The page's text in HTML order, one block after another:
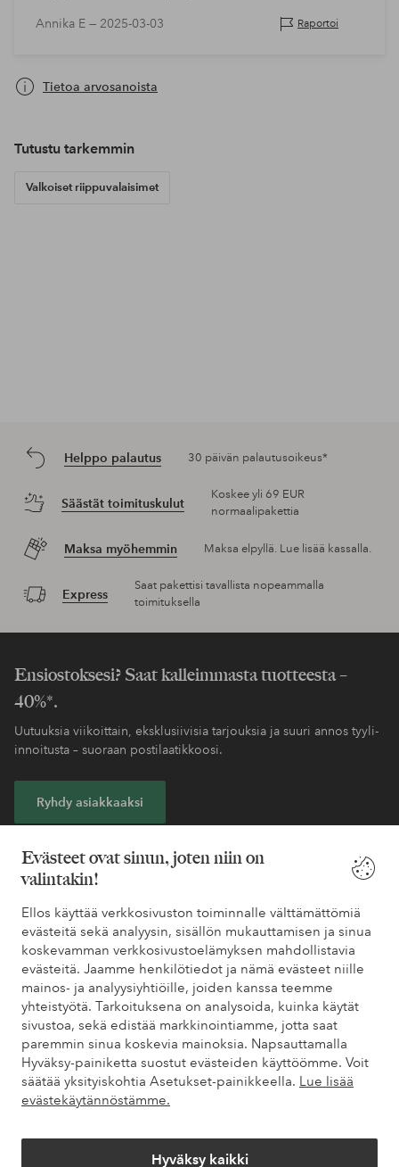
Evästeet ovat sinun, joten niin on
valintakin!
Ellos käyttää verkkosivuston toiminnalle välttämättömiä
evästeitä sekä analyysin, sisällön mukauttamisen ja sinua
koskevamman verkkosivustoelämyksen mahdollistavia
evästeitä. Jaamme henkilötiedot ja nämä evästeet niille
mainos- ja analyysiyhtiöille, joiden kanssa teemme
yhteistyötä. Tarkoituksena on analysoida, kuinka käytät
sivustoa, sekä edistää markkinointiamme, jotta saat
paremmin sinua koskevia mainoksia. Napsauttamalla
Hyväksy-painiketta suostut evästeiden käyttöömme. Voit
säätää yksityiskohtia Asetukset-painikkeella. Lue lisää
evästekäytännöstämme.
Hyväksy kaikki
Annika E — 2025-03-03 Raportoi
Tietoa arvosanoista
Tutustu tarkemmin
Valkoiset riippuvalaisimet
Helppo palautus 30 päivän palautusoikeus*
Säästät toimituskulut
Koskee yli 69 EUR
normaalipakettia
Maksa myöhemmin Maksa elpyllä. Lue lisää kassalla.
Express
Saat pakettisi tavallista nopeammalla
toimituksella
Ensiostoksesi? Saat kalleimmasta tuotteesta –
40%*.
Uutuuksia viikoittain, eksklusiivisia tarjouksia ja suuri annos tyyli-
innoitusta – suoraan postilaatikkoosi.
Ryhdy asiakkaaksi
Tarvitsetko apua?
Löydät vastaukset useimmin kysyttyihin kysymyksiin usein
kysytyistä kysymyksistä. Löydät myös tietoa siitä, miten voit ottaa
meihin yhteyttä.
Asiakaspalvelu Tilaukset Maksutavat
Omat sivut